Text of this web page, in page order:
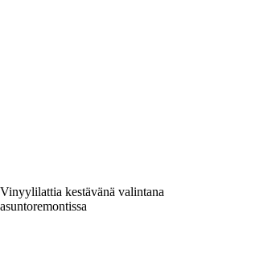
Vinyylilattia kestävänä valintana
asuntoremontissa